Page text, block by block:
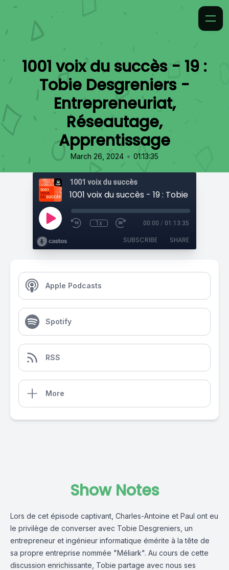
1001 voix du succès - 19 :
Tobie Desgreniers -
Entrepreneuriat,
Réseautage,
Apprentissage
March 26, 2024 • 01:13:35
1001 voix du succès
1x 00:00 / 01:13:35
SUBSCRIBE SHARE
Apple Podcasts
Spotify
RSS
More
Show Notes
Lors de cet épisode captivant, Charles-Antoine et Paul ont eu
le privilège de converser avec Tobie Desgreniers, un
entrepreneur et ingénieur informatique émérite à la tête de
sa propre entreprise nommée "Méliark". Au cours de cette
discussion enrichissante, Tobie partage avec nous ses